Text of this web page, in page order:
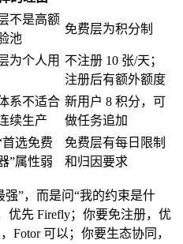
不是高额
池
免费层为积分制
为个人用 不注册 10 张/天；
注册后有额外额度
系不适合
续生产
新用户 8 积分，可
做任务追加
首选免费
”属性弱
免费层有每日限制
和归因要求
”，而是问“我的约束是什
优先 Firefly；你要免注册，优
Fotor 可以；你要生态协同，